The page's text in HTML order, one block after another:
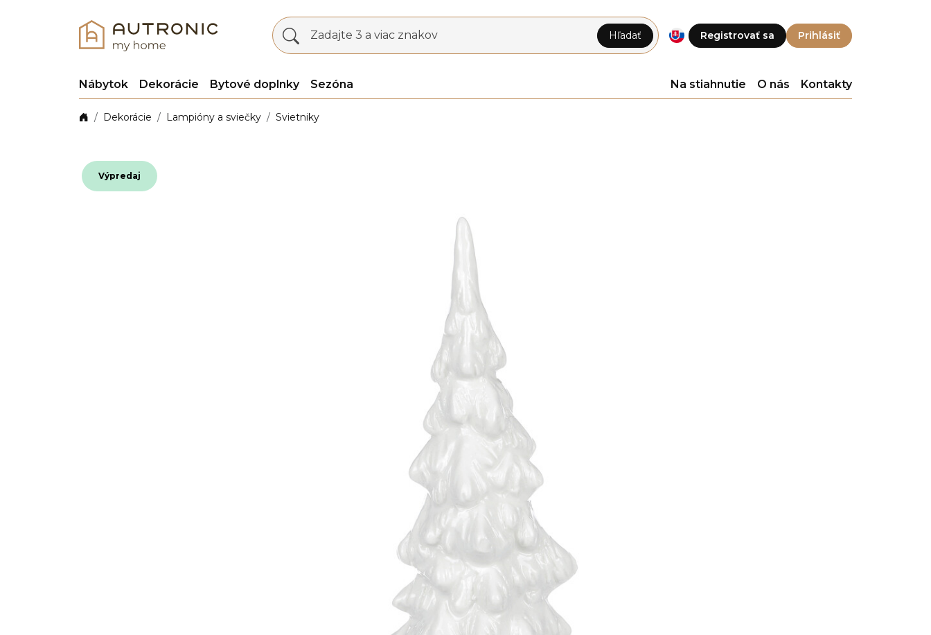
Registrovať sa Prihlásiť
Zadajte 3 a viac znakov Hľadať
Nábytok Dekorácie Bytové doplnky Sezóna Na stiahnutie O nás Kontakty
Dekorácie Lampióny a sviečky Svietniky
Výpredaj